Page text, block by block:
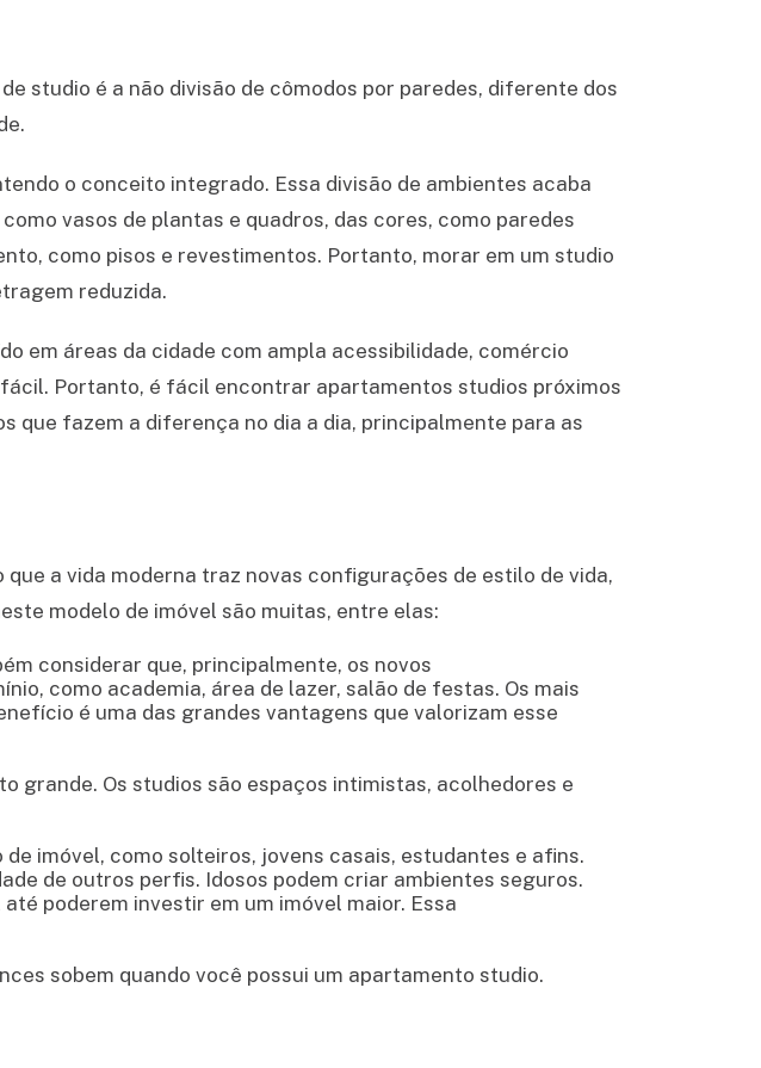
studio é a não divisão de cômodos por paredes, diferente dos
o conceito integrado. Essa divisão de ambientes acaba
vasos de plantas e quadros, das cores, como paredes
como pisos e revestimentos. Portanto, morar em um studio
reduzida.
em áreas da cidade com ampla acessibilidade, comércio
Portanto, é fácil encontrar apartamentos studios próximos
que fazem a diferença no dia a dia, principalmente para as
a vida moderna traz novas configurações de estilo de vida,
modelo de imóvel são muitas, entre elas:
considerar que, principalmente, os novos
como academia, área de lazer, salão de festas. Os mais
é uma das grandes vantagens que valorizam esse
grande. Os studios são espaços intimistas, acolhedores e
imóvel, como solteiros, jovens casais, estudantes e afins.
de outros perfis. Idosos podem criar ambientes seguros.
poderem investir em um imóvel maior. Essa
sobem quando você possui um apartamento studio.